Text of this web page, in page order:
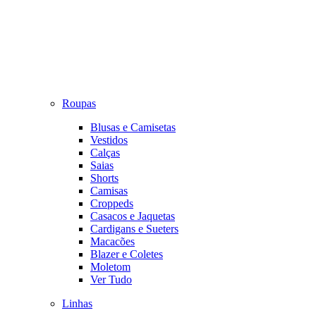
Roupas
Blusas e Camisetas
Vestidos
Calças
Saias
Shorts
Camisas
Croppeds
Casacos e Jaquetas
Cardigans e Sueters
Macacões
Blazer e Coletes
Moletom
Ver Tudo
Linhas